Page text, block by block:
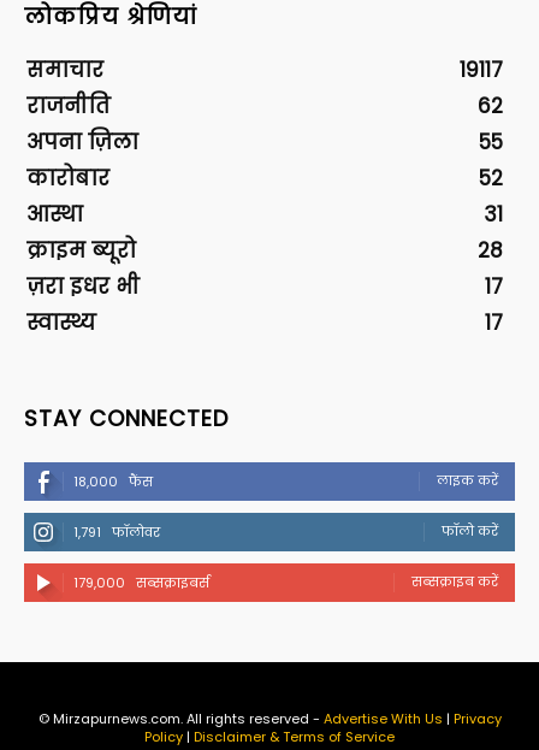
लोकप्रिय श्रेणियां
समाचार
19117
राजनीति
62
अपना ज़िला
55
कारोबार
52
आस्था
31
क्राइम ब्यूरो
28
ज़रा इधर भी
17
स्वास्थ्य
17
STAY CONNECTED
18,000 फैंस लाइक करें
1,791 फॉलोवर फॉलो करें
179,000 सब्सक्राइबर्स सब्सक्राइब करें
© Mirzapurnews.com. All rights reserved - Advertise With Us | Privacy
Policy| Disclaimer & Terms of Service